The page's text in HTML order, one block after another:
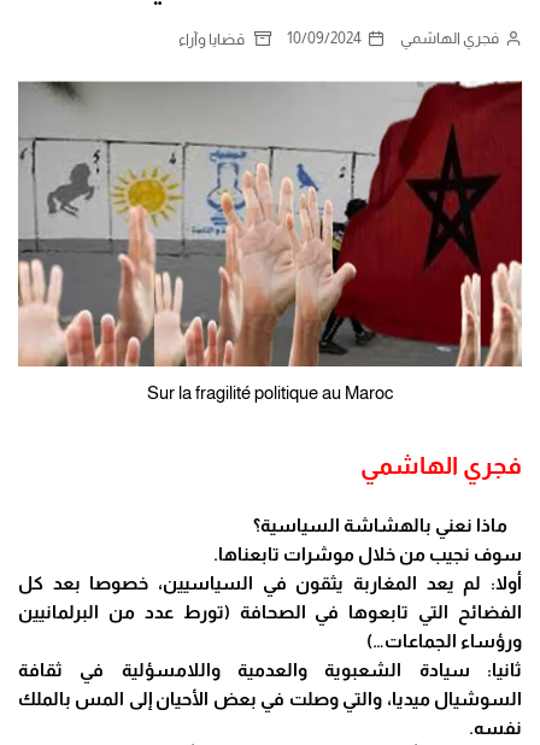
فجري الهاشمي 10/09/2024 قضايا وآراء
Sur la fragilité politique au Maroc
فجري الهاشمي
ماذا نعني بالهشاشة السياسية؟
سوف نجيب من خلال موشرات تابعناها.
أولا: لم يعد المغاربة يثقون في السياسيين، خصوصا بعد كل
الفضائح التي تابعوها في الصحافة (تورط عدد من البرلمانيين
ورؤساء الجماعات…)
ثانيا: سيادة الشعبوية والعدمية واللامسؤلية في ثقافة
السوشيال ميديا، والتي وصلت في بعض الأحيان إلى المس بالملك
نفسه.